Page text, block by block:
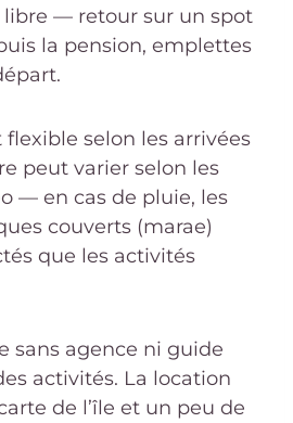
libre — retour sur un spot
la pension, emplettes
selon les arrivées
peut varier selon les
— en cas de pluie, les
couverts (marae)
que les activités
sans agence ni guide
activités. La location
de l’île et un peu de